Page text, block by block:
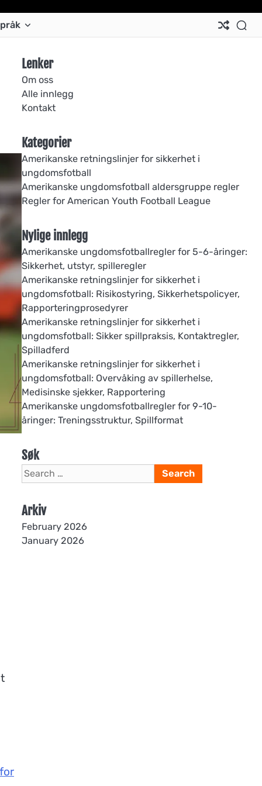
Lenker
Om oss
Alle innlegg
Kontakt
Kategorier
Amerikanske retningslinjer for sikkerhet i
ungdomsfotball
Amerikanske ungdomsfotball aldersgruppe regler
Regler for American Youth Football League
Nylige innlegg
Amerikanske ungdomsfotballregler for 5-6-åringer:
Sikkerhet, utstyr, spilleregler
Amerikanske retningslinjer for sikkerhet i
ungdomsfotball: Risikostyring, Sikkerhetspolicyer,
Rapporteringprosedyrer
Amerikanske retningslinjer for sikkerhet i
ungdomsfotball: Sikker spillpraksis, Kontaktregler,
Spilladferd
Amerikanske retningslinjer for sikkerhet i
ungdomsfotball: Overvåking av spillerhelse,
Medisinske sjekker, Rapportering
Amerikanske ungdomsfotballregler for 9-10-
åringer: Treningsstruktur, Spillformat
Søk
Search
for:
Arkiv
February 2026
January 2026